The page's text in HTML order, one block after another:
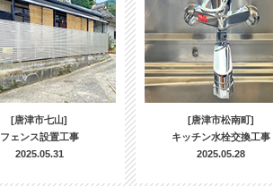
[唐津市七山]
フェンス設置工事
2025.05.31
[唐津市松南町]
キッチン水栓交換工事
2025.05.28